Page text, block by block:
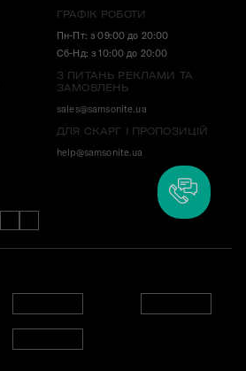
ГРАФІК РОБОТИ
Пн-Пт: з 09:00 до 20:00
Сб-Нд: з 10:00 до 20:00
З ПИТАНЬ РЕКЛАМИ ТА
ЗАМОВЛЕНЬ
sales@samsonite.ua
ДЛЯ СКАРГ І ПРОПОЗИЦІЙ
help@samsonite.ua